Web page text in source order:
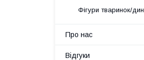
Фігури тваринок/
Про нас
Відгуки